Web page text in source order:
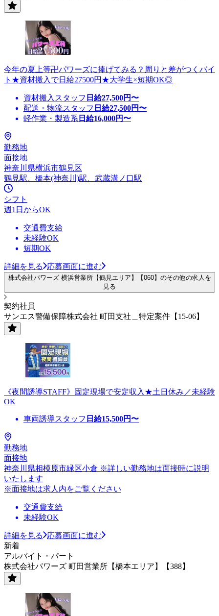
今年の夏上等卍パワーズに捧げてみる？周りと差がつくバイ
ト★資材搬入で日給27500円★大学生×短期OK◎
資材搬入スタッフ 日給27,500円〜
配送・物流スタッフ 日給27,500円〜
軽作業・製造系 日給16,000円〜
勤務地
面接地
神奈川県横浜市鶴見区
鶴見駅、橋本(神奈川)駅、武蔵溝ノ口駅
シフト
週1日からOK
交通費支給
未経験OK
短期OK
詳細を見る 応募画面に進む
株式会社パワーズ 横浜営業所【鶴見エリア】【060】のその他の求人を
見る
契約社員
サンエス警備保障株式会社 町田支社＿特定案件【15-06】
《夜間誘導STAFF》固定現場で安定収入★土日休み／未経験
OK
車両誘導スタッフ 日給15,500円〜
勤務地
面接地
神奈川県相模原市緑区小倉 ※詳しい勤務地は面接時に説明
いたします
※面接地は求人内をご覧ください
交通費支給
未経験OK
詳細を見る
応募画面に進む
新着
アルバイト・パート
株式会社パワーズ 町田営業所【橋本エリア】【388】